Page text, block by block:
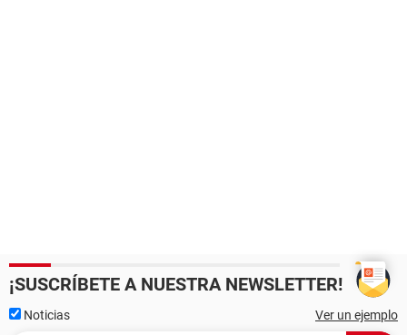
¡SUSCRÍBETE A NUESTRA NEWSLETTER!
Noticias Ver un ejemplo